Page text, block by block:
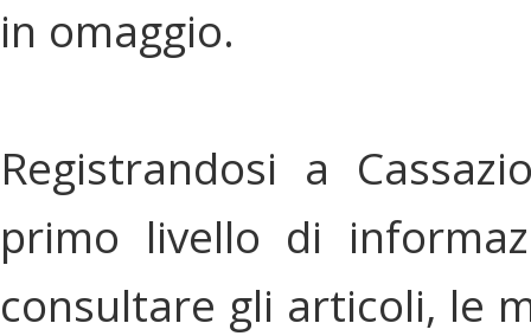
in omaggio.
Registrandosi a
primo livello di
consultare gli articoli, le